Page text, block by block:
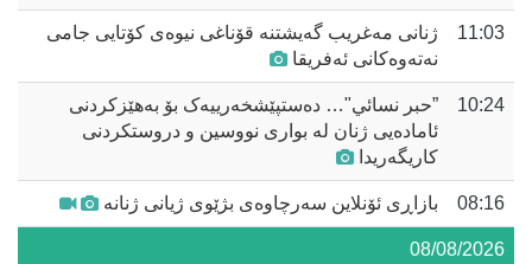
11:03
ژنانی مەغریب گەیشتنە قۆناغی نیوەی کۆتایی جامی
نەتەوەکانی ئەفریقا
10:24
”حبر نسائي"… دەستپێشخەرییەک بۆ بەهێزکردنی
ئامادەیی ژنان لە بواری نووسین و دروستکردنی
کاریگەریدا
08:16 بازاڕی ئۆنلاین سەرچاوەی بژێوی ژیانی ژنانە
08/08/2026